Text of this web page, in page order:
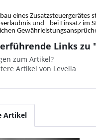
eines
und - bei Einsatz im
Links zu
zum Artikel?
Artikel von Levella
Artikel